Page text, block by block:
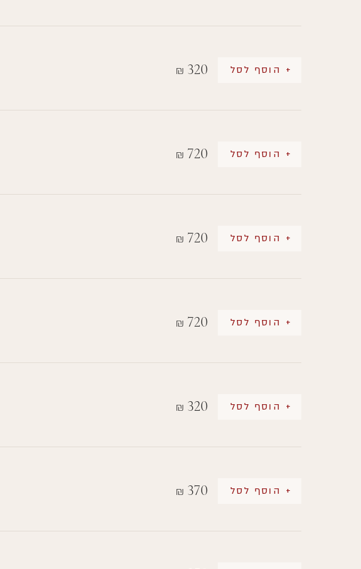
₪ 320 + הוסף לסל
₪ 720 + הוסף לסל
₪ 720 + הוסף לסל
₪ 720 + הוסף לסל
₪ 320 + הוסף לסל
₪ 370 + הוסף לסל